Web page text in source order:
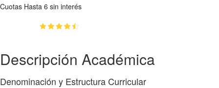
Cuotas Hasta 6 sin interés
Descripción Académica
Denominación y Estructura Curricular